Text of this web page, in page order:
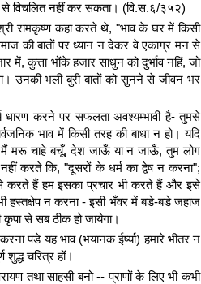
से विचलित नहीं कर सकता। (वि.स.६/३५२)
रामकृष्ण कहा करते थे, "भाव के घर में किसी
समाज की बातों पर ध्यान न देकर वे एकाग्र मन से
में, कुत्ता भोंके हजार साधुन को दुर्भाव नहिं, जो
उनकी भली बुरी बातों को सुनने से जीवन भर
धारण करने पर सफलता अवश्यम्भावी है- तुमसे
भाव में किसी तरह की बाधा न हो। यदि
मैं मरू चाहे बचूँ, देश जाऊँ या न जाऊँ, तुम लोग
करते कि, "दूसरों के धर्म का द्वेष न करना";
करते हैं हम इसका प्रचार भी करते हैं और इसे
हस्तक्षेप न करना - इसी भँवर में बडे-बडे जहाज
से सब ठीक हो जायेगा।
पडे यह भाव (भयानक ईर्ष्या) हमारे भीतर न
शुद्ध चरित्र हों।
तथा साहसी बनो -- प्राणों के लिए भी कभी